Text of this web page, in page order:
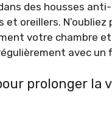
des housses
et oreillers. N’oubliez
votre chambre
avec un
prolonger la